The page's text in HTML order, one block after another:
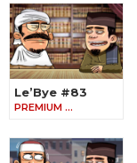
Le’Bye #83
PREMIUM …